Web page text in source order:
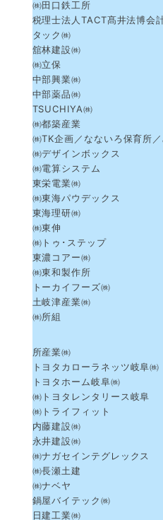
㈱田口鉄工所
税理士法人TACT髙井法博会
タック㈱
舘林建設㈱
㈱立保
中部興業㈱
中部薬品㈱
TSUCHIYA㈱
㈱都築産業
㈱TK企画／なないろ保育所
㈱デザインボックス
㈱電算システム
東栄電業㈱
㈱東海パウデックス
東海理研㈱
㈱東伸
㈱トゥ･ステップ
東濃コアー㈱
㈱東和製作所
トーカイフーズ㈱
土岐津産業㈱
㈱所組
所産業㈱
トヨタカローラネッツ岐阜㈱
トヨタホーム岐阜㈱
㈱トヨタレンタリース岐阜
㈱トライフィット
内藤建設㈱
永井建設㈱
㈱ナガセインテグレックス
㈱長瀬土建
㈱ナベヤ
鍋屋バイテック㈱
日建工業㈱